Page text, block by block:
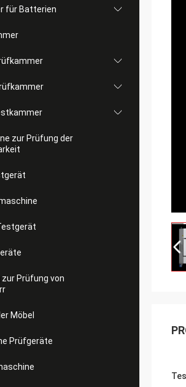
für Batterien
zur Prüfung der
Prüfung von
Möbel
Prüfgeräte